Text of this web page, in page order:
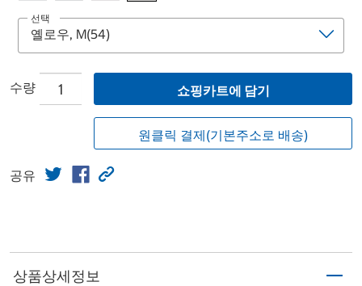
선택
수량 쇼핑카트에 담기
원클릭 결제(기본주소로 배송)
공유
상품상세정보